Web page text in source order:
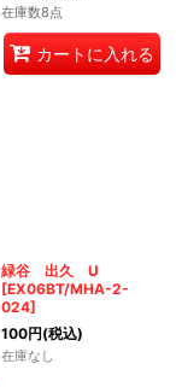
在庫数8点
カートに入れる
緑谷 出久 U
[EX06BT/MHA-2-
024]
100円(税込)
在庫なし